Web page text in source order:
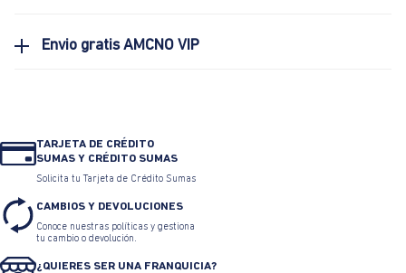
Envio gratis AMCNO VIP
TARJETA DE CRÉDITO
SUMAS Y CRÉDITO SUMAS
Solicita tu Tarjeta de Crédito Sumas
CAMBIOS Y DEVOLUCIONES
Conoce nuestras políticas y gestiona
tu cambio o devolución.
¿QUIERES SER UNA FRANQUICIA?